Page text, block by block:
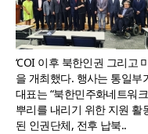
‘COI 이후 북한인권 그리고
을 개최했다. 행사는 통일부
대표는 “북한민주화네트워
뿌리를 내리기 위한 지원 활
된 인권단체, 전후 납북..